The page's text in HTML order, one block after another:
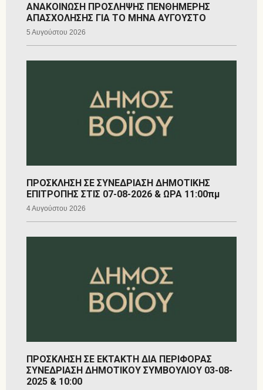
ΑΝΑΚΟΙΝΩΣΗ ΠΡΟΣΛΗΨΗΣ ΠΕΝΘΗΜΕΡΗΣ
ΑΠΑΣΧΟΛΗΣΗΣ ΓΙΑ ΤΟ ΜΗΝΑ ΑΥΓΟΥΣΤΟ
5 Αυγούστου 2026
ΠΡΟΣΚΛΗΣΗ ΣΕ ΣΥΝΕΔΡΙΑΣΗ ΔΗΜΟΤΙΚΗΣ
ΕΠΙΤΡΟΠΗΣ ΣΤΙΣ 07-08-2026 & ΩΡΑ 11:00πμ
4 Αυγούστου 2026
ΠΡΟΣΚΛΗΣΗ ΣΕ ΕΚΤΑΚΤΗ ΔΙΑ ΠΕΡΙΦΟΡΑΣ
ΣΥΝΕΔΡΙΑΣΗ ΔΗΜΟΤΙΚΟΥ ΣΥΜΒΟΥΛΙΟΥ 03-08-
2025 & 10:00